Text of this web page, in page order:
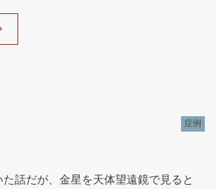
症例
話だが、金星を天体望遠鏡で見ると